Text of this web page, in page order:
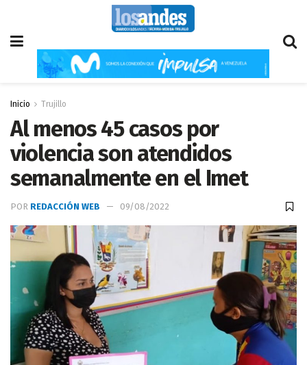
Inicio Trujillo
Al menos 45 casos por
violencia son atendidos
semanalmente en el Imet
POR REDACCIÓN WEB 09/08/2022